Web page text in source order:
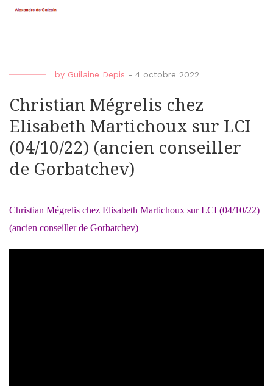
by Guilaine Depis - 4 octobre 2022
Christian Mégrelis chez
Elisabeth Martichoux sur LCI
(04/10/22) (ancien conseiller
de Gorbatchev)
Christian Mégrelis chez Elisabeth Martichoux sur LCI (04/10/22)
(ancien conseiller de Gorbatchev)